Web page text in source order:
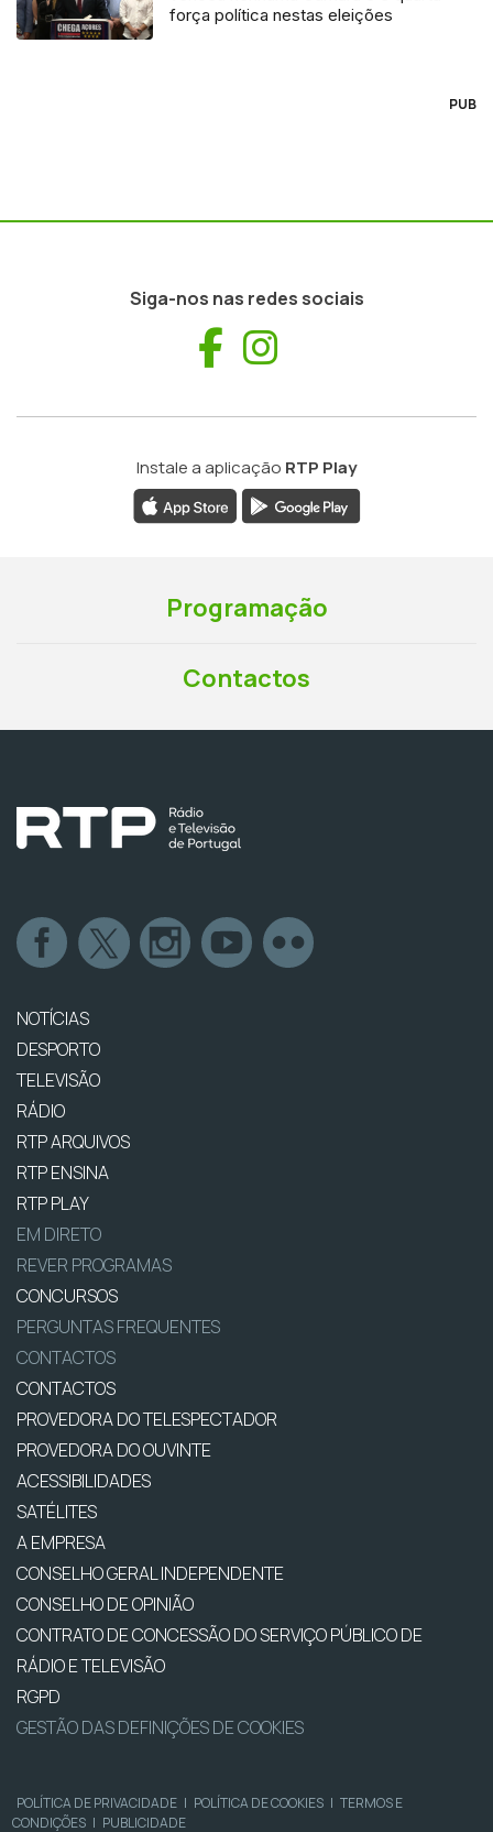
força política nestas eleições
PUB
Siga-nos nas redes sociais
Facebook
Instale a aplicação RTP Play
Programação
Contactos
NOTÍCIAS
DESPORTO
TELEVISÃO
RÁDIO
RTP ARQUIVOS
RTP ENSINA
RTP PLAY
EM DIRETO
REVER PROGRAMAS
CONCURSOS
PERGUNTAS FREQUENTES
CONTACTOS
CONTACTOS
PROVEDORA DO TELESPECTADOR
PROVEDORA DO OUVINTE
ACESSIBILIDADES
SATÉLITES
A EMPRESA
CONSELHO GERAL INDEPENDENTE
CONSELHO DE OPINIÃO
CONTRATO DE CONCESSÃO DO SERVIÇO PÚBLICO DE
RÁDIO E TELEVISÃO
RGPD
GESTÃO DAS DEFINIÇÕES DE COOKIES
POLÍTICA DE PRIVACIDADE | POLÍTICA DE COOKIES | TERMOS E
CONDIÇÕES | PUBLICIDADE